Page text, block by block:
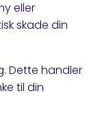
eller
skade din
Dette handler
til din